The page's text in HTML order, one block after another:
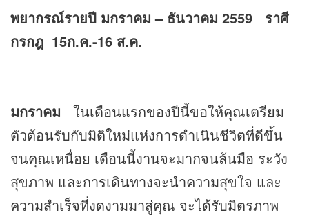
พยากรณ์รายปี มกราคม – ธันวาคม 2559 ราศี
กรกฎ 15ก.ค.-16 ส.ค.
มกราคม ในเดือนแรกของปีนี้ขอให้คุณเตรียม
ตัวต้อนรับกับมิติใหม่แห่งการดำเนินชีวิตที่ดีขึ้น
จนคุณเหนื่อย เดือนนี้งานจะมากจนล้นมือ ระวัง
สุขภาพ และการเดินทางจะนำความสุขใจ และ
ความสำเร็จที่งดงามมาสู่คุณ จะได้รับมิตรภาพ